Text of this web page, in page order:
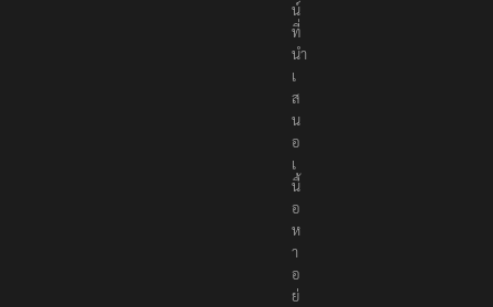
น์
ที่
นำ
เ
ส
น
อ
เ
นื้
อ
ห
า
อ
ย่